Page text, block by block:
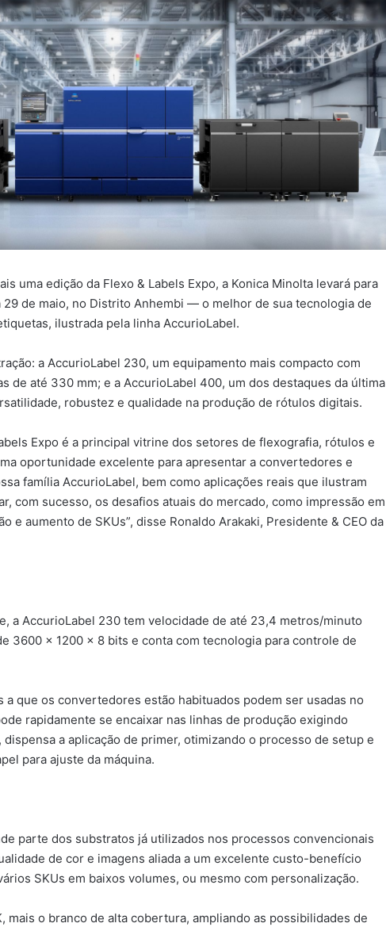
uma edição da Flexo & Labels Expo, a Konica Minolta levará para
de maio, no Distrito Anhembi — o melhor de sua tecnologia de
ilustrada pela linha AccurioLabel.
a AccurioLabel 230, um equipamento mais compacto com
de até 330 mm; e a AccurioLabel 400, um dos destaques da última
robustez e qualidade na produção de rótulos digitais.
Expo é a principal vitrine dos setores de flexografia, rótulos e
oportunidade excelente para apresentar a convertedores e
família AccurioLabel, bem como aplicações reais que ilustram
com sucesso, os desafios atuais do mercado, como impressão em
e aumento de SKUs”, disse Ronaldo Arakaki, Presidente & CEO da
a AccurioLabel 230 tem velocidade de até 23,4 metros/minuto
3600 x 1200 x 8 bits e conta com tecnologia para controle de
a que os convertedores estão habituados podem ser usadas no
rapidamente se encaixar nas linhas de produção exigindo
a aplicação de primer, otimizando o processo de setup e
para ajuste da máquina.
parte dos substratos já utilizados nos processos convencionais
de cor e imagens aliada a um excelente custo-benefício
SKUs em baixos volumes, ou mesmo com personalização.
mais o branco de alta cobertura, ampliando as possibilidades de